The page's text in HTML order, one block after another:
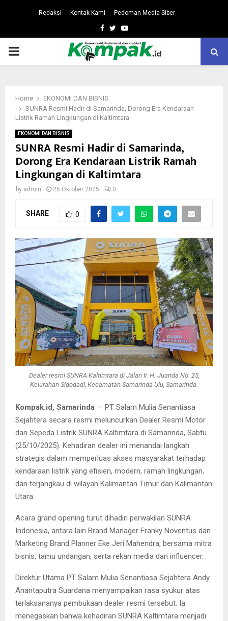
Redaksi Kontak Kami Pedoman Media Siber
Facebook
TwitterYoutube
PRIMARY
Home
EKONOMI DAN BISNIS
SUNRA Resmi Hadir di Samarinda, Dorong Era Kendaraan
Listrik Ramah Lingkungan di Kaltimtara
EKONOMI DAN BISNIS
SUNRA Resmi Hadir di Samarinda,
Dorong Era Kendaraan Listrik Ramah
Lingkungan di Kaltimtara
by admin 25 Oktober 2025 0
SHARE 0
Dealer resmi SUNRA Kaltimtara di Jalan Ir. H. Juanda No. 25,
Kelurahan Sidodadi, Kecamatan Samarinda Ulu, Samarinda.
Kompak.id, Samarinda — PT Salam Mulia Senantiasa
Sejahtera secara resmi meluncurkan Dealer Resmi Motor
dan Sepeda Listrik SUNRA Kaltimtara di Samarinda, Sabtu
(25/10/2025). Kehadiran dealer ini menandai langkah
strategis dalam memperluas akses masyarakat terhadap
kendaraan listrik yang efisien, modern, ramah lingkungan,
dan terjangkau di wilayah Kalimantan Timur dan Kalimantan
Utara.
Acara grand opening turut dihadiri perwakilan SUNRA
Indonesia, antara lain Brand Manager Franky Noventus dan
Marketing Brand Planner Eke Jeri Mahendra, bersama mitra
bisnis, tamu undangan, serta rekan media dan influencer.
Direktur Utama PT Salam Mulia Senantiasa Sejahtera Andy
Anantaputra Suardana menyampaikan rasa syukur atas
terlaksananya pembukaan dealer resmi tersebut. Ia
menegaskan bahwa kehadiran SUNRA Kaltimtara menjadi